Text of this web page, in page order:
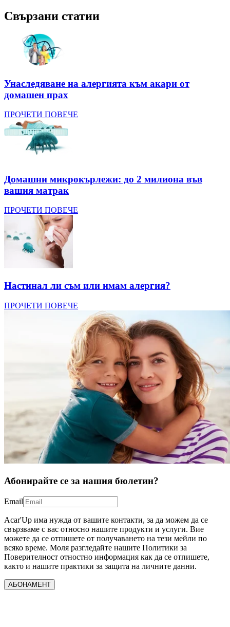
Свързани статии
Унаследяване на алергията към акари от
домашен прах
ПРОЧЕТИ ПОВЕЧЕ
Домашни микрокърлежи: до 2 милиона във
вашия матрак
ПРОЧЕТИ ПОВЕЧЕ
Настинал ли съм или имам алергия?
ПРОЧЕТИ ПОВЕЧЕ
Абонирайте се за нашия бюлетин?
Email
Acar'Up има нужда от вашите контакти, за да можем да се
свързваме с вас относно нашите продукти и услуги. Вие
можете да се отпишете от получаването на тези мейли по
всяко време. Моля разгледайте нашите Политики за
Поверителност отностно информация как да се отпишете,
както и нашите практики за защита на личните данни.
АБОНАМЕНТ